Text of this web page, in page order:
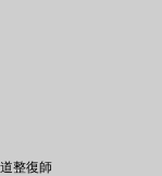
整復師